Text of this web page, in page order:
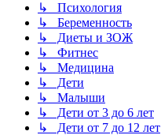
↳ Психология
↳ Беременность
↳ Диеты и ЗОЖ
↳ Фитнес
↳ Медицина
↳ Дети
↳ Малыши
↳ Дети от 3 до 6 лет
↳ Дети от 7 до 12 лет